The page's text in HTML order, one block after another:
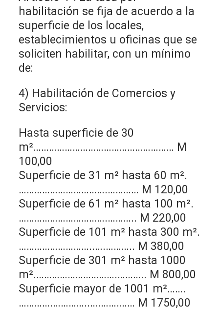
habilitación se fija de acuerdo a la
superficie de los locales,
establecimientos u oficinas que se
soliciten habilitar, con un mínimo
de:
4) Habilitación de Comercios y
Servicios:
Hasta superficie de 30
m²……………………………………………… M
100,00
Superficie de 31 m² hasta 60 m².
…………………………….………… M 120,00
Superficie de 61 m² hasta 100 m².
…………………………….……….. M 220,00
Superficie de 101 m² hasta 300 m².
………………………..….……….. M 380,00
Superficie de 301 m² hasta 1000
m².………………………….……….. M 800,00
Superficie mayor de 1001 m²…….
………….…………..….…….…… M 1750,00